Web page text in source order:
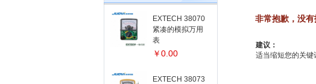
EXTECH 38070
紧凑的模拟万用
表
￥0.00
EXTECH 38073
非常抱歉，没
建议：
适当缩短您的关键